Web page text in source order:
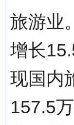
旅游业
增长
现国内
157.5